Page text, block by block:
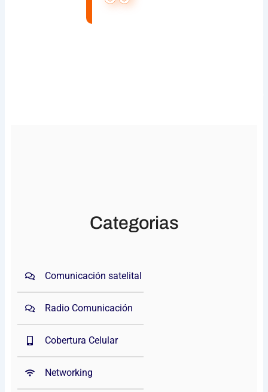
Categorias
Comunicación satelital
Radio Comunicación
Cobertura Celular
Networking